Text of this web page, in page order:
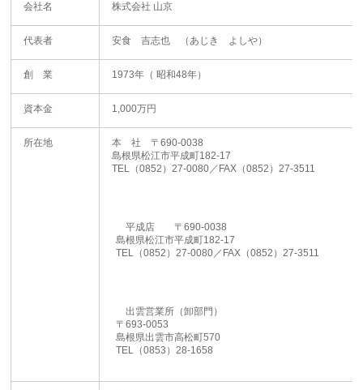
会社名 株式会社 山京
代表者 安食 吉志也 （あじき よしや）
創 業 1973年（ 昭和48年）
資本金 1,000万円
所在地
本 社 〒690-0038
島根県松江市平成町182-17
TEL（0852）27-0080／FAX（0852）27-3511
平成店 〒690-0038
島根県松江市平成町182-17
TEL（0852）27-0080／FAX（0852）27-3511
出雲営業所（卸部門）
〒693-0053
島根県出雲市高松町570
TEL（0853）28-1658